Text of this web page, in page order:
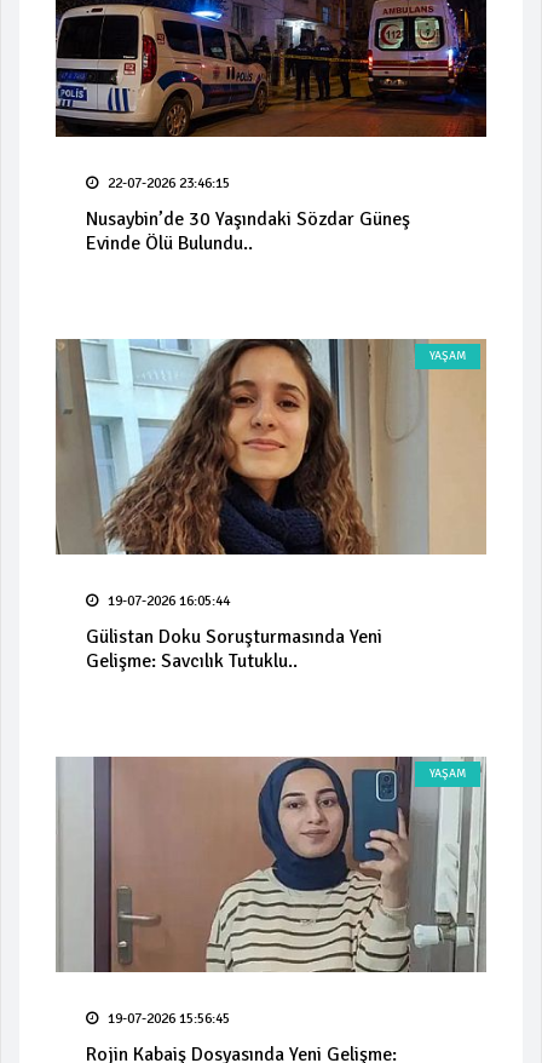
22-07-2026 23:46:15
Nusaybin’de 30 Yaşındaki Sözdar Güneş
Evinde Ölü Bulundu..
YAŞAM
19-07-2026 16:05:44
Gülistan Doku Soruşturmasında Yeni
Gelişme: Savcılık Tutuklu..
YAŞAM
19-07-2026 15:56:45
Rojin Kabaiş Dosyasında Yeni Gelişme: